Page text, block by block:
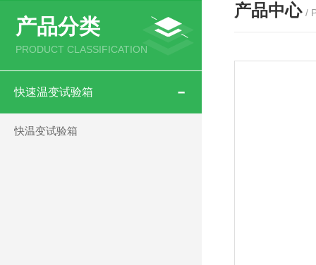
产品分类
PRODUCT CLASSIFICATION
快速温变试验箱
快温变试验箱
产品中心 /